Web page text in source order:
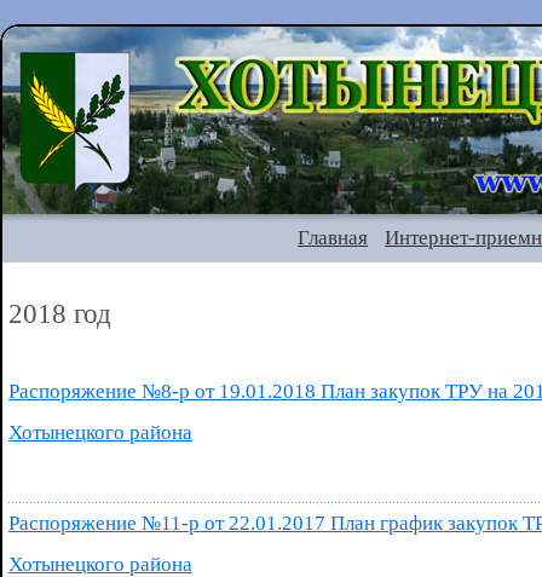
Главная Интернет-
2018 год
Распоряжение №8-р от 19.01.2018 План закупок ТРУ на
Хотынецкого района
Распоряжение №11-р от 22.01.2017 План график закупок
Хотынецкого района